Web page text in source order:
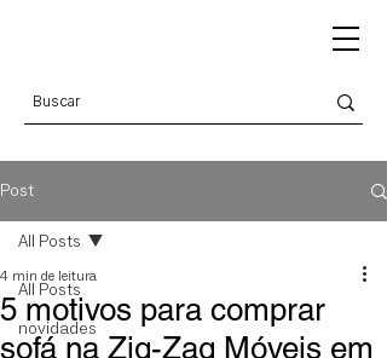
Post
All Posts
novidades
All Posts
5 motivos para comprar
sofá na Zig-Zag Móveis em
4 min de leitura